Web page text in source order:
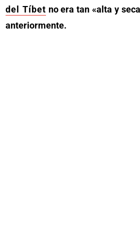
del Tíbet no era tan «alta y
anteriormente.